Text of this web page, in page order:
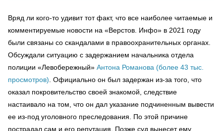
Вряд ли кого-то удивит тот факт, что все наиболее читаемые и
комментируемые новости на «Верстов. Инфо» в 2021 году
были связаны со скандалами в правоохранительных органах.
Обсуждали ситуацию с задержанием начальника отдела
полиции «Левобережный» Антона Романова (более 43 тыс.
просмотров) . Официально он был задержан из-за того, что
оказал покровительство своей знакомой, следствие
настаивало на том, что он дал указание подчиненным вывести
ее из-под уголовного преследования. По этой причине
пострадал сам и его репутация. Позже суд вынесет ему